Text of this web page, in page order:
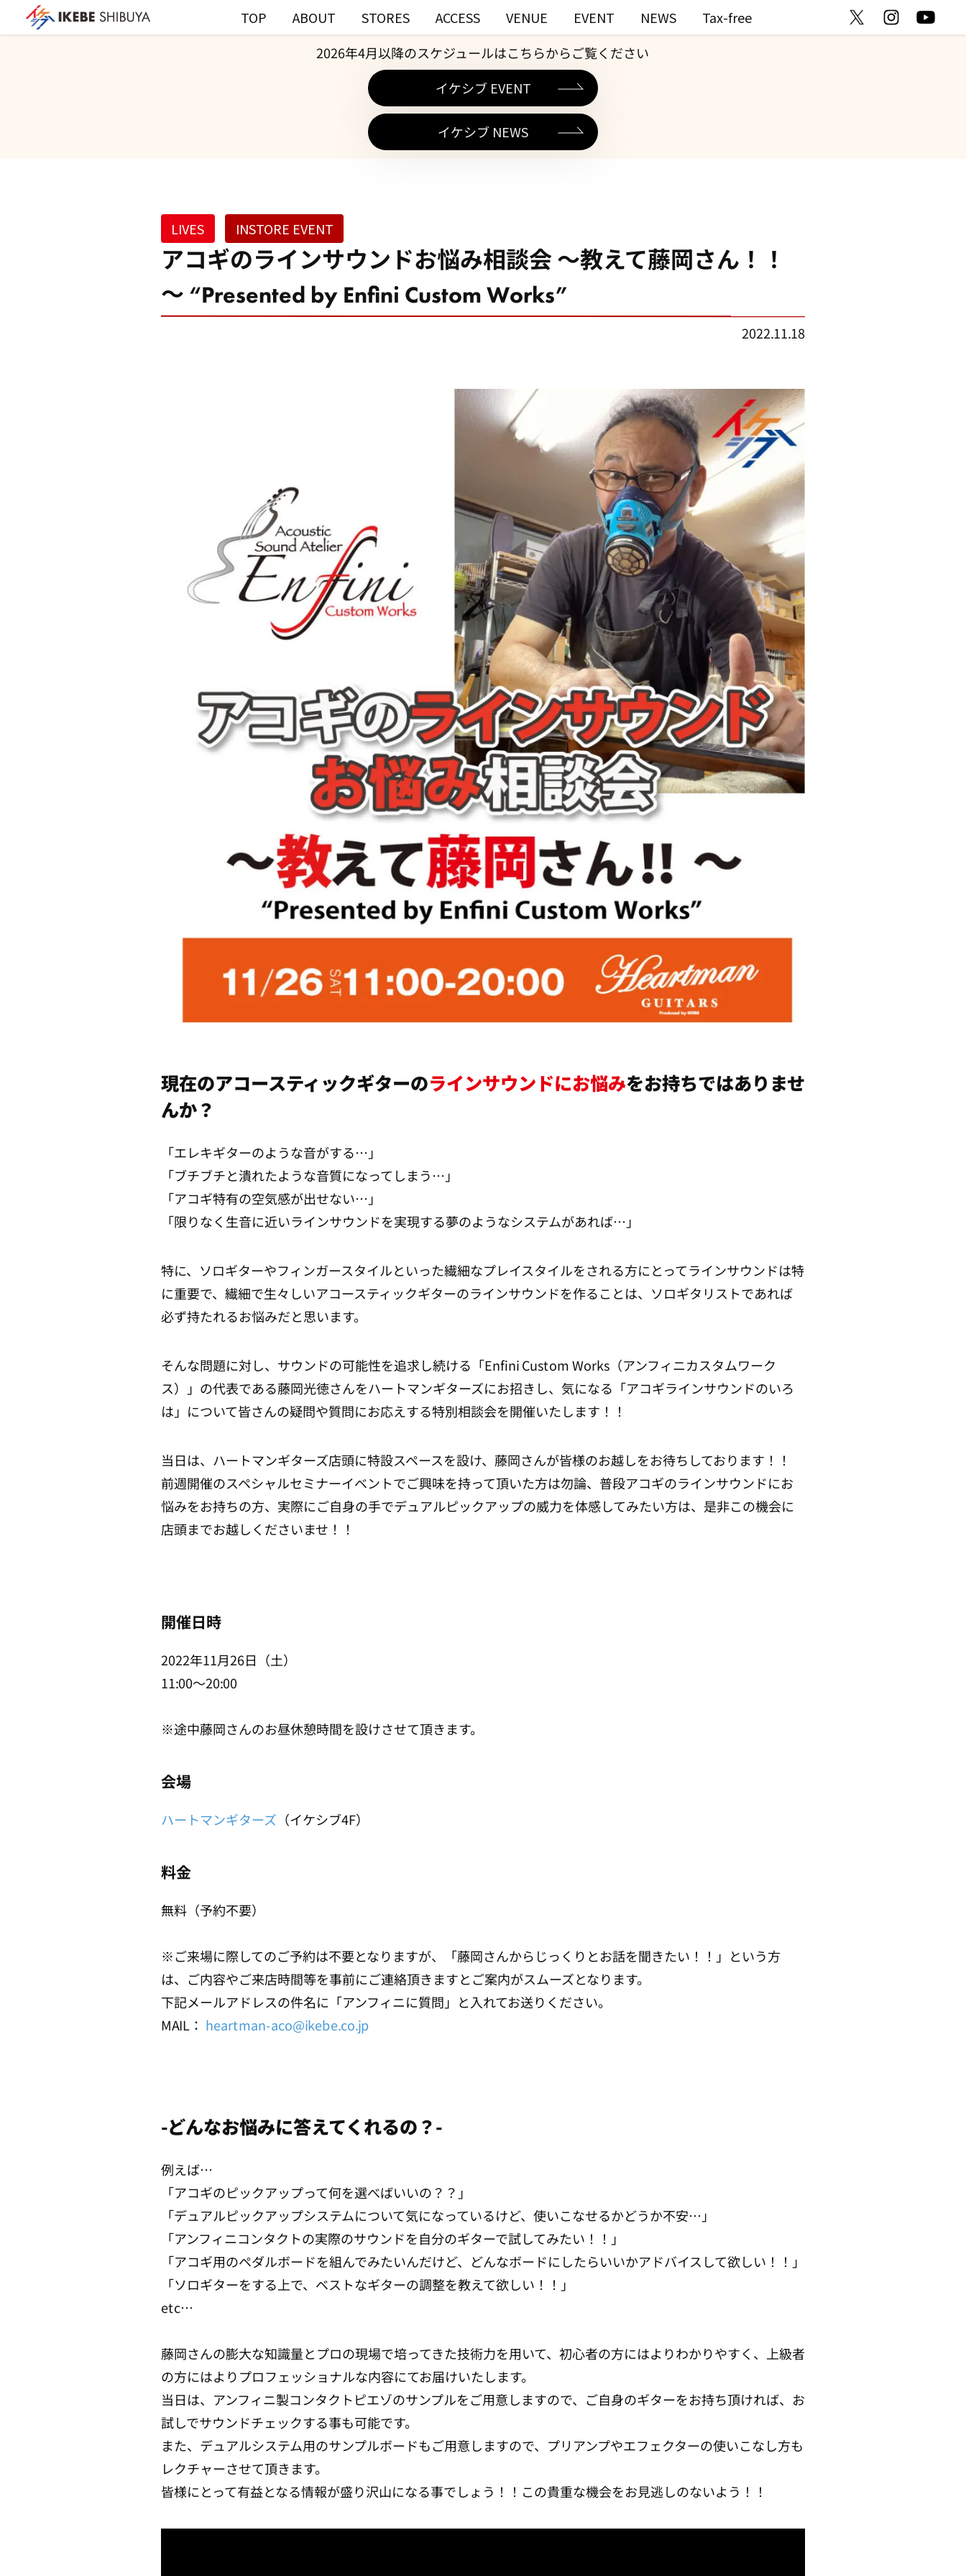
TOP ABOUT STORES ACCESS VENUE EVENT NEWS Tax-free
2026年4月以降のスケジュールはこちらからご覧ください
イケシブ EVENT
イケシブ NEWS
LIVES INSTORE EVENT
アコギのラインサウンドお悩み相談会 ～教えて藤岡さん！！
～ “Presented by Enfini Custom Works”
2022.11.18
現在のアコースティックギターのラインサウンドにお悩みをお持ちではありませ
んか？
「エレキギターのような音がする…」
「ブチブチと潰れたような音質になってしまう…」
「アコギ特有の空気感が出せない…」
「限りなく生音に近いラインサウンドを実現する夢のようなシステムがあれば…」
特に、ソロギターやフィンガースタイルといった繊細なプレイスタイルをされる方にとってラインサウンドは特
に重要で、繊細で生々しいアコースティックギターのラインサウンドを作ることは、ソロギタリストであれば
必ず持たれるお悩みだと思います。
そんな問題に対し、サウンドの可能性を追求し続ける「Enfini Custom Works（アンフィニカスタムワーク
ス）」の代表である藤岡光徳さんをハートマンギターズにお招きし、気になる「アコギラインサウンドのいろ
は」について皆さんの疑問や質問にお応えする特別相談会を開催いたします！！
当日は、ハートマンギターズ店頭に特設スペースを設け、藤岡さんが皆様のお越しをお待ちしております！！
前週開催のスペシャルセミナーイベントでご興味を持って頂いた方は勿論、普段アコギのラインサウンドにお
悩みをお持ちの方、実際にご自身の手でデュアルピックアップの威力を体感してみたい方は、是非この機会に
店頭までお越しくださいませ！！
開催日時
2022年11月26日（土）
11:00～20:00
※途中藤岡さんのお昼休憩時間を設けさせて頂きます。
会場
ハートマンギターズ （イケシブ4F）
料金
無料（予約不要）
※ご来場に際してのご予約は不要となりますが、「藤岡さんからじっくりとお話を聞きたい！！」という方
は、ご内容やご来店時間等を事前にご連絡頂きますとご案内がスムーズとなります。
下記メールアドレスの件名に「アンフィニに質問」と入れてお送りください。
MAIL： heartman-aco@ikebe.co.jp
-どんなお悩みに答えてくれるの？-
例えば…
「アコギのピックアップって何を選べばいいの？？」
「デュアルピックアップシステムについて気になっているけど、使いこなせるかどうか不安…」
「アンフィニコンタクトの実際のサウンドを自分のギターで試してみたい！！」
「アコギ用のペダルボードを組んでみたいんだけど、どんなボードにしたらいいかアドバイスして欲しい！！」
「ソロギターをする上で、ベストなギターの調整を教えて欲しい！！」
etc…
藤岡さんの膨大な知識量とプロの現場で培ってきた技術力を用いて、初心者の方にはよりわかりやすく、上級者
の方にはよりプロフェッショナルな内容にてお届けいたします。
当日は、アンフィニ製コンタクトピエゾのサンプルをご用意しますので、ご自身のギターをお持ち頂ければ、お
試しでサウンドチェックする事も可能です。
また、デュアルシステム用のサンプルボードもご用意しますので、プリアンプやエフェクターの使いこなし方も
レクチャーさせて頂きます。
皆様にとって有益となる情報が盛り沢山になる事でしょう！！この貴重な機会をお見逃しのないよう！！